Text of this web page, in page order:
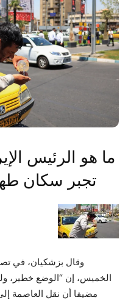
ما هو الرئيس
تجبر سكان
وقال بزشكيان، في
الخميس، إن “الوضع خطير،
مضيفا أن نقل العاصمة